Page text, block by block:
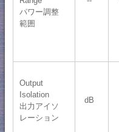
パワー調整
範囲
Output
Isolation
出力アイソ
レーション
dB